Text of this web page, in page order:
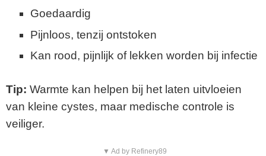
Goedaardig
Pijnloos, tenzij ontstoken
Kan rood, pijnlijk of lekken worden bij infectie
Tip: Warmte kan helpen bij het laten uitvloeien
van kleine cystes, maar medische controle is
veiliger.
▼ Ad by Refinery89